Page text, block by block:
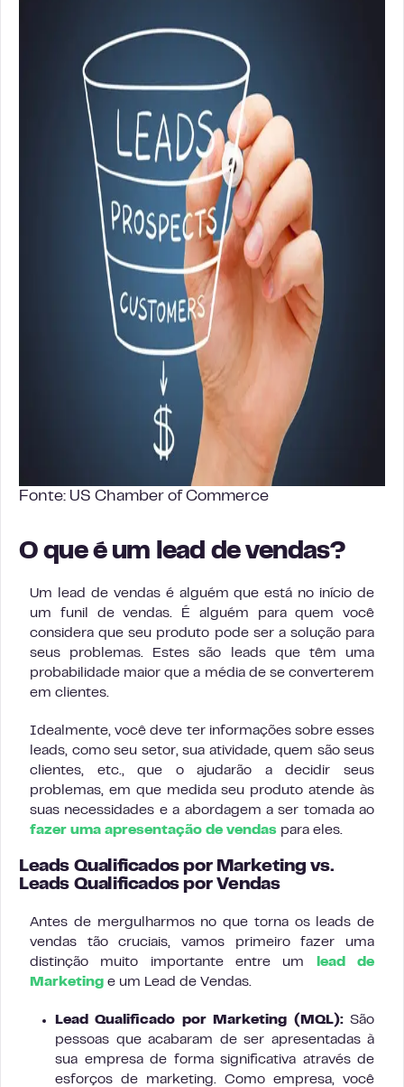
Fonte: US Chamber of Commerce
O que é um lead de vendas?
Um lead de vendas é alguém que está no início de
um funil de vendas. É alguém para quem você
considera que seu produto pode ser a solução para
seus problemas. Estes são leads que têm uma
probabilidade maior que a média de se converterem
em clientes.
Idealmente, você deve ter informações sobre esses
leads, como seu setor, sua atividade, quem são seus
clientes, etc., que o ajudarão a decidir seus
problemas, em que medida seu produto atende às
suas necessidades e a abordagem a ser tomada ao
fazer uma apresentação de vendas para eles.
Leads Qualificados por Marketing vs.
Leads Qualificados por Vendas
Antes de mergulharmos no que torna os leads de
vendas tão cruciais, vamos primeiro fazer uma
distinção muito importante entre um
lead de
Marketing e um Lead de Vendas.
Lead Qualificado por Marketing (MQL):São
pessoas que acabaram de ser apresentadas à
sua empresa de forma significativa através de
esforços de marketing. Como empresa, você